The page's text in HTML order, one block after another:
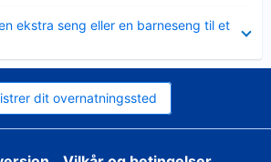
ekstra seng eller en barneseng til et
dit overnatningssted